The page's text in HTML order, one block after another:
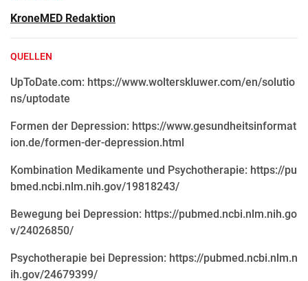
KroneMED Redaktion
QUELLEN
UpToDate.com: https://www.wolterskluwer.com/en/solutio
ns/uptodate
Formen der Depression: https://www.gesundheitsinformat
ion.de/formen-der-depression.html
Kombination Medikamente und Psychotherapie: https://pu
bmed.ncbi.nlm.nih.gov/19818243/
Bewegung bei Depression: https://pubmed.ncbi.nlm.nih.go
v/24026850/
Psychotherapie bei Depression: https://pubmed.ncbi.nlm.n
ih.gov/24679399/